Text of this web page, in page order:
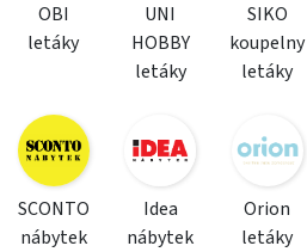
OBI
letáky
UNI
HOBBY
letáky
SIKO
koupelny
letáky
SCONTO
nábytek
Idea
nábytek
Orion
letáky